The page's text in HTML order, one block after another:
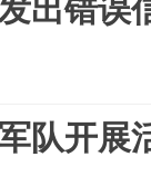
出错误
队开展